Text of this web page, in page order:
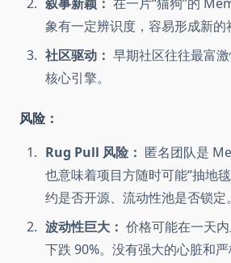
象有一定辨识度，容易形成新的
社区驱动： 早期社区往往最富
核心引擎。
风险：
Rug Pull 风险： 匿名团队是
也意味着项目方随时可能“抽地
约是否开源、流动性池是否锁定。
波动性巨大： 价格可能在一天
下跌 90%。没有强大的心脏和